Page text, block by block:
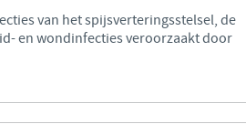
Peru
van het spijsverteringsstelsel, de
en wondinfecties veroorzaakt door